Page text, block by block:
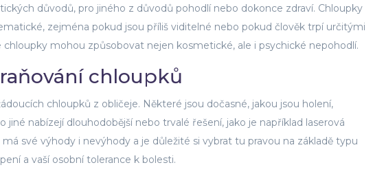
důvodů, pro jiného z důvodů pohodlí nebo dokonce zdraví. Chloupky
zejména pokud jsou příliš viditelné nebo pokud člověk trpí určitými
mohou způsobovat nejen kosmetické, ale i psychické nepohodlí.
chloupků
chloupků z obličeje. Některé jsou dočasné, jakou jsou holení,
nabízejí dlouhodobější nebo trvalé řešení, jako je například laserová
své výhody i nevýhody a je důležité si vybrat tu pravou na základě typu
a vaší osobní tolerance k bolesti.